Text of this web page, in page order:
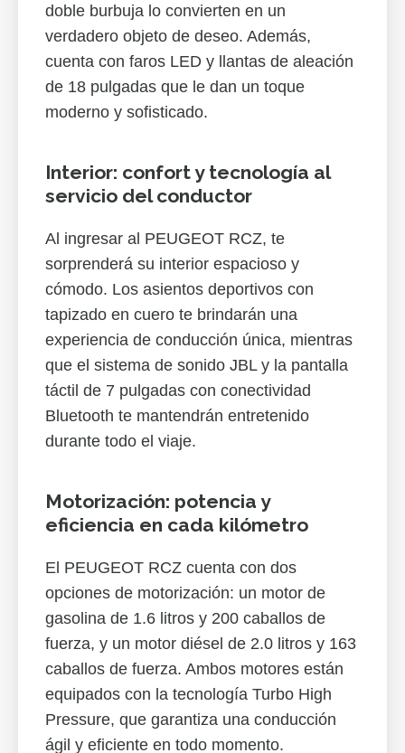
doble burbuja lo convierten en un
verdadero objeto de deseo. Además,
cuenta con faros LED y llantas de aleación
de 18 pulgadas que le dan un toque
moderno y sofisticado.
Interior: confort y tecnología al
servicio del conductor
Al ingresar al PEUGEOT RCZ, te
sorprenderá su interior espacioso y
cómodo. Los asientos deportivos con
tapizado en cuero te brindarán una
experiencia de conducción única, mientras
que el sistema de sonido JBL y la pantalla
táctil de 7 pulgadas con conectividad
Bluetooth te mantendrán entretenido
durante todo el viaje.
Motorización: potencia y
eficiencia en cada kilómetro
El PEUGEOT RCZ cuenta con dos
opciones de motorización: un motor de
gasolina de 1.6 litros y 200 caballos de
fuerza, y un motor diésel de 2.0 litros y 163
caballos de fuerza. Ambos motores están
equipados con la tecnología Turbo High
Pressure, que garantiza una conducción
ágil y eficiente en todo momento.